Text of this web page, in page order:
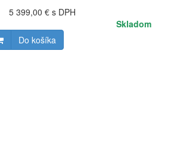
5 399,00 € s DPH
Skladom
Do košíka